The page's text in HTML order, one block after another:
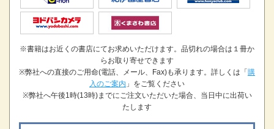
※書籍はお近くの書店にてお求めいただけます。品切れの場合は１冊か
らお取り寄せできます
※弊社への直接のご用命(電話、メール、Fax)も承ります。詳しくは「 購
入のご案内 」をご覧ください
※弊社へ午後1時(13時)までにご注文いただいた場合、当日中に出荷い
たします